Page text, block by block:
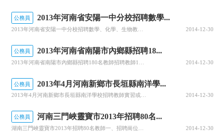
公務員 2013年河南省安陽一中分校招聘數學...
2014-12-30
公務員 2013年河南省南陽市內鄉縣招聘18...
2014-12-30
公務員 2013年4月河南新鄉市長垣縣南洋學...
2013年4月河南新鄉市長垣縣南洋學校招聘教師實習或應聘。有意者可將個人簡歷郵寄學校或發至學校電子信箱15903099595@163.comhttp://www.sdsgwy.com/。學校地址：新鄉市長垣縣惱里鎮南洋學校聯系電話：13569819731（王老師）15836024017（郝老師） 2014-12-30
公務員 河南三門峽靈寶市2013年招聘80名...
2014-12-30